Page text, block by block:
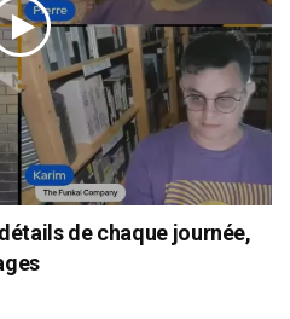
de chaque journée,